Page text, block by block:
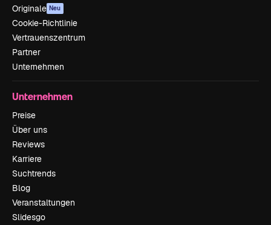
Originale Neu
Cookie-Richtlinie
Vertrauenszentrum
Partner
Unternehmen
Unternehmen
Preise
Über uns
Reviews
Karriere
Suchtrends
Blog
Veranstaltungen
Slidesgo